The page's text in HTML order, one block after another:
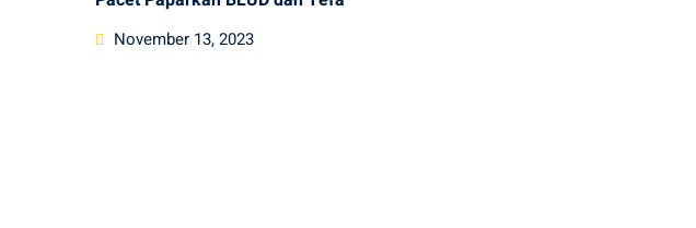
Posted
November 13, 2023